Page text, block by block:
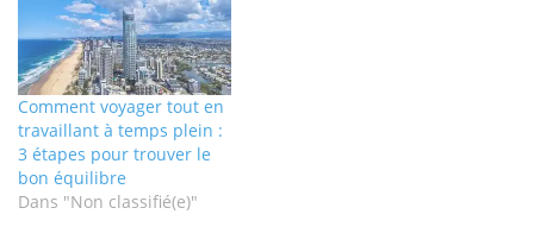
Comment voyager tout en
travaillant à temps plein :
3 étapes pour trouver le
bon équilibre
Dans "Non classifié(e)"